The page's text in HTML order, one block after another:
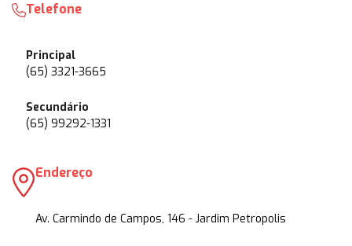
Telefone
Principal
(65) 3321-3665
Secundário
(65) 99292-1331
Endereço
Av. Carmindo de Campos, 146 - Jardim Petropolis